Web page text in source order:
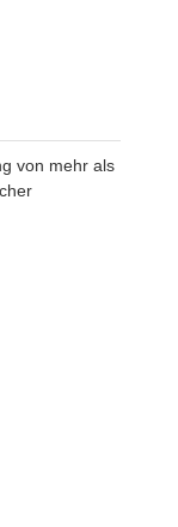
von mehr als